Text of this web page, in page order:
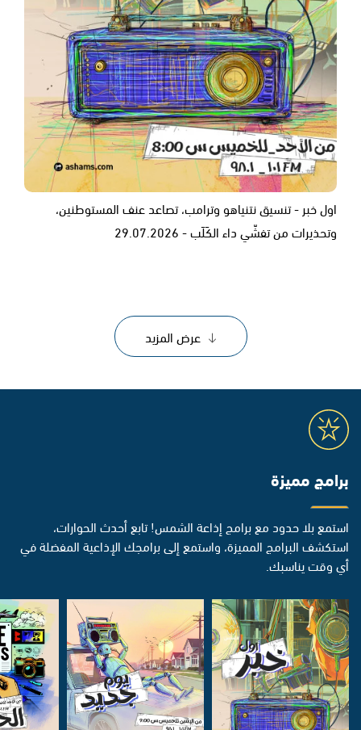
اول خبر - تنسيق نتنياهو وترامب، تصاعد عنف المستوطنين،
وتحذيرات من تفشّي داء الكَلَب - 29.07.2026
عرض المزيد
برامج مميزة
استمع بلا حدود مع برامج إذاعة الشمس! تابع أحدث الحوارات،
استكشف البرامج المميزة، واستمع إلى برامجك الإذاعية المفضلة في
أي وقت يناسبك.